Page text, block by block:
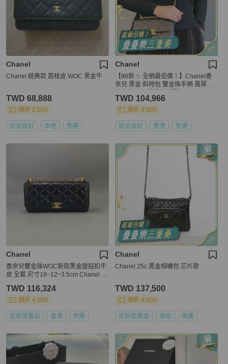
Chanel
Chanel 經典款 荔枝皮 WOC 黑金牛
TWD 68,888
現折 2,000
狀況良好 本地 免運
Chanel
【98新 ✨ 全網最低價！】Chanel香
奈兒 黑金 斜挎包 雙金珠手柄 風琴包
TWD 104,966
現折 8,000
狀況良好 香港 免運
Chanel
香奈兒雙金珠WOC新款黑金旋鈕扣牛
皮 全套 尺寸19~12~3.5cm Chanel N
lfskin with Gold Turnlock, Full Set Siz
e: 19~12~3.5 cm
TWD 116,324
現折 4,500
近新閒置品 香港 免運
Chanel
Chanel 25c 黑金相機包 芯片款
TWD 137,500
現折 8,000
近新閒置品 本地 免運